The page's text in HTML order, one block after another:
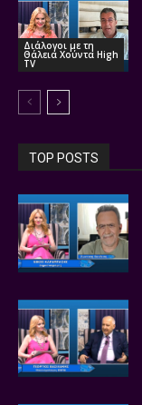
Διάλογοι με τη
Θάλεια Χούντα High
TV
TOP POSTS